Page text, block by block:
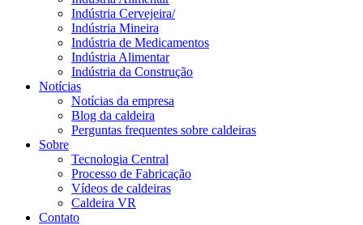
Indústria Cervejeira/
Indústria Mineira
Indústria de Medicamentos
Indústria Alimentar
Indústria da Construção
Notícias
Notícias da empresa
Blog da caldeira
Perguntas frequentes sobre caldeiras
Sobre
Tecnologia Central
Processo de Fabricação
Vídeos de caldeiras
Caldeira VR
Contato